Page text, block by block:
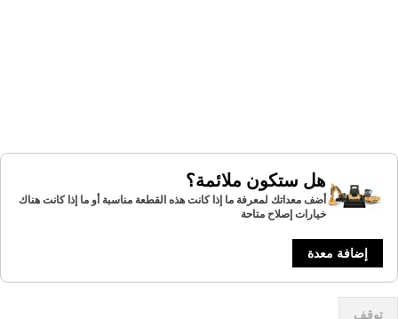
هل ستكون ملائمة؟
أضف معداتك لمعرفة ما إذا كانت هذه القطعة مناسبة أو ما إذا كانت هناك
خيارات إصلاح متاحة
إضافة معدة
توقف